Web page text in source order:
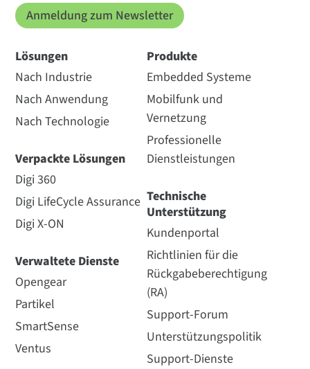
Anmeldung zum Newsletter
Lösungen
Nach Industrie
Nach Anwendung
Nach Technologie
Verpackte Lösungen
Digi 360
Digi LifeCycle Assurance
Digi X-ON
Verwaltete Dienste
Opengear
Partikel
SmartSense
Ventus
Produkte
Embedded Systeme
Mobilfunk und
Vernetzung
Professionelle
Dienstleistungen
Technische
Unterstützung
Kundenportal
Richtlinien für die
Rückgabeberechtigung
(RA)
Support-Forum
Unterstützungspolitik
Support-Dienste